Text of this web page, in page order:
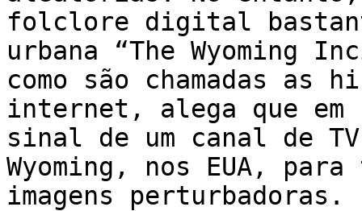
folclore digital
urbana “The Wyoming
como são chamadas
internet, alega que em
sinal de um canal de
Wyoming, nos EUA,
imagens perturbadoras.